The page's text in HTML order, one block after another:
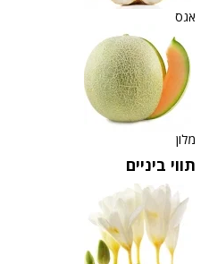
אגס
מלון
תווי ביניים